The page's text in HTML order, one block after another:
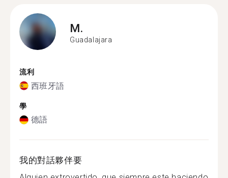
M.
Guadalajara
流利
西班牙語
學
德語
我的對話夥伴要